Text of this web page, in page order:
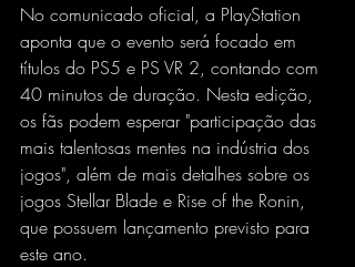
No comunicado oficial, a PlayStation
aponta que o evento será focado em
títulos do PS5 e PS VR 2, contando com
40 minutos de duração. Nesta edição,
os fãs podem esperar "participação das
mais talentosas mentes na indústria dos
jogos", além de mais detalhes sobre os
jogos Stellar Blade e Rise of the Ronin,
que possuem lançamento previsto para
este ano.